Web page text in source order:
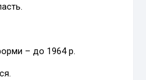
– до 1964 р.